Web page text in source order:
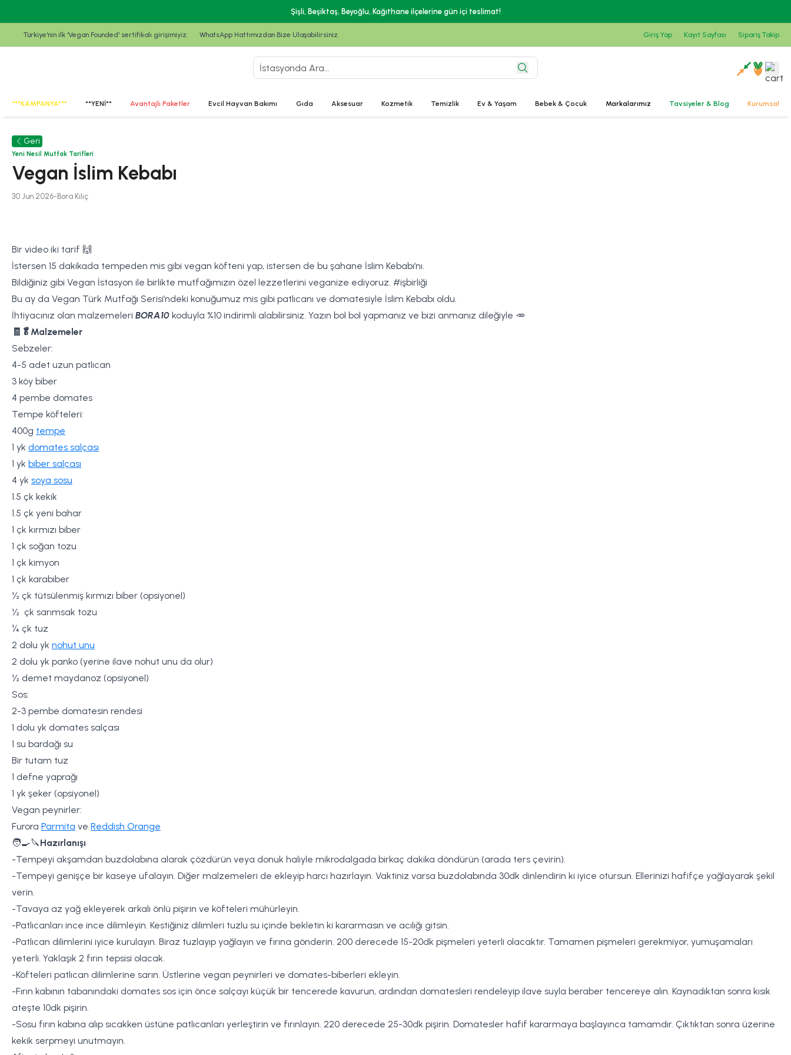
Şişli, Beşiktaş, Beyoğlu, Kağıthane ilçelerine gün içi teslimat!
Türkiye'nin ilk 'Vegan Founded' sertifikalı girişimiyiz. WhatsApp Hattımızdan Bize Ulaşabilirsiniz. Giriş Yap Kayıt Sayfası Sipariş Takip
***KAMPANYA*** **YENİ** Avantajlı Paketler Evcil Hayvan Bakımı Gıda Aksesuar Kozmetik Temizlik Ev & Yaşam Bebek & Çocuk Markalarımız Tavsiyeler & Blog Kurumsal
Geri
Yeni Nesil Mutfak Tarifleri
Vegan İslim Kebabı
30 Jun 2026- Bora Kılıç
Bir video iki tarif 🙌
İstersen 15 dakikada tempeden mis gibi vegan köfteni yap, istersen de bu şahane İslim Kebabı’nı.
Bildiğiniz gibi Vegan İstasyon ile birlikte mutfağımızın özel lezzetlerini veganize ediyoruz. #işbirliği
Bu ay da Vegan Türk Mutfağı Serisi’ndeki konuğumuz mis gibi patlıcanı ve domatesiyle İslim Kebabı oldu.
İhtiyacınız olan malzemeleri BORA10 koduyla %10 indirimli alabilirsiniz. Yazın bol bol yapmanız ve bizi anmanız dileğiyle 🥕
🧾🥬Malzemeler
Sebzeler:
4-5 adet uzun patlıcan
3 köy biber
4 pembe domates
Tempe köfteleri:
400g tempe
1 yk domates salçası
1 yk biber salçası
4 yk soya sosu
1.5 çk kekik
1.5 çk yeni bahar
1 çk kırmızı biber
1 çk soğan tozu
1 çk kimyon
1 çk karabiber
½ çk tütsülenmiş kırmızı biber (opsiyonel)
½ çk sarımsak tozu
¼ çk tuz
2 dolu yk nohut unu
2 dolu yk panko (yerine ilave nohut unu da olur)
½ demet maydanoz (opsiyonel)
Sos:
2-3 pembe domatesin rendesi
1 dolu yk domates salçası
1 su bardağı su
Bir tutam tuz
1 defne yaprağı
1 yk şeker (opsiyonel)
Vegan peynirler:
Furora Parmita ve Reddish Orange
🧑‍🍳🔪Hazırlanışı
-Tempeyi akşamdan buzdolabına alarak çözdürün veya donuk haliyle mikrodalgada birkaç dakika döndürün (arada ters çevirin).
-Tempeyi genişçe bir kaseye ufalayın. Diğer malzemeleri de ekleyip harcı hazırlayın. Vaktiniz varsa buzdolabında 30dk dinlendirin ki iyice otursun. Ellerinizi hafifçe yağlayarak şekil
verin.
-Tavaya az yağ ekleyerek arkalı önlü pişirin ve köfteleri mühürleyin.
-Patlıcanları ince ince dilimleyin. Kestiğiniz dilimleri tuzlu su içinde bekletin ki kararmasın ve acılığı gitsin.
-Patlıcan dilimlerini iyice kurulayın. Biraz tuzlayıp yağlayın ve fırına gönderin. 200 derecede 15-20dk pişmeleri yeterli olacaktır. Tamamen pişmeleri gerekmiyor, yumuşamaları
yeterli. Yaklaşık 2 fırın tepsisi olacak.
-Köfteleri patlıcan dilimlerine sarın. Üstlerine vegan peynirleri ve domates-biberleri ekleyin.
-Fırın kabının tabanındaki domates sos için önce salçayı küçük bir tencerede kavurun, ardından domatesleri rendeleyip ilave suyla beraber tencereye alın. Kaynadıktan sonra kısık
ateşte 10dk pişirin.
-Sosu fırın kabına alıp sıcakken üstüne patlıcanları yerleştirin ve fırınlayın. 220 derecede 25-30dk pişirin. Domatesler hafif kararmaya başlayınca tamamdır. Çıktıktan sonra üzerine
kekik serpmeyi unutmayın.